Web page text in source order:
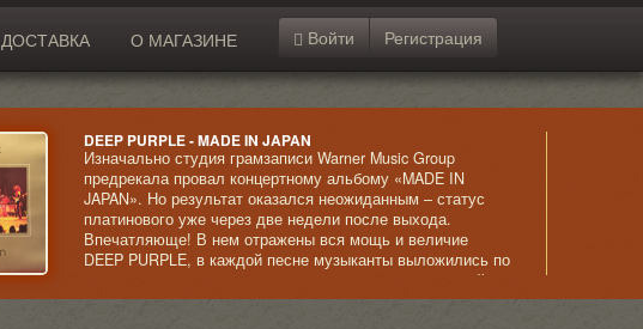
ДОСТАВКА О МАГАЗИНЕ Войти Регистрация
DEEP PURPLE - MADE IN JAPAN
Изначально студия грамзаписи Warner Music Group
предрекала провал концертному альбому «MADE IN
JAPAN». Но результат оказался неожиданным – статус
платинового уже через две недели после выхода.
Впечатляюще! В нем отражены вся мощь и величие
DEEP PURPLE, в каждой песне музыканты выложились по
максимуму, выступая на пределе своих возможностей.
Особый шарм композициям придают оригинальные